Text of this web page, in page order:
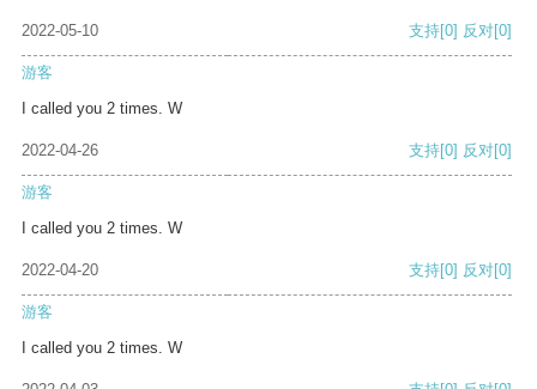
2022-05-10 支持[0] 反对[0]
游客
I called you 2 times. W
2022-04-26 支持[0] 反对[0]
游客
I called you 2 times. W
2022-04-20 支持[0] 反对[0]
游客
I called you 2 times. W